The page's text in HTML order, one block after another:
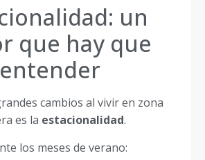
un
que hay que
entender
cambios al vivir en zona
es la estacionalidad.
los meses de verano: